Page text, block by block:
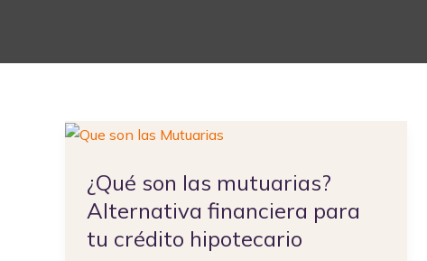
¿Qué son las mutuarias?
Alternativa financiera para
tu crédito hipotecario
¿Qué
las
mutuarias?
Alternativa